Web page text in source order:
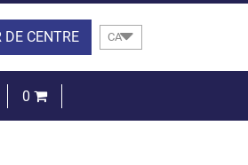
DE CENTRE CA
0